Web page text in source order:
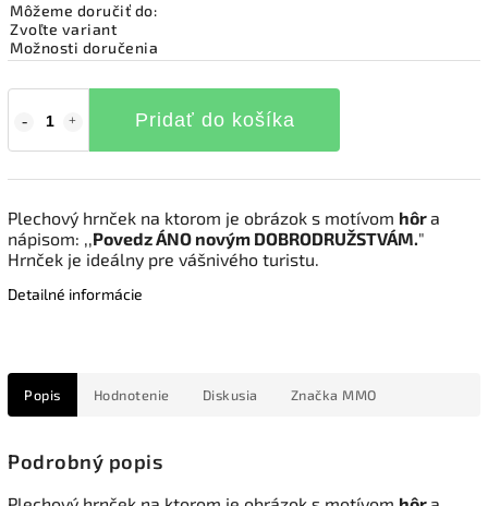
Môžeme doručiť do:
Zvoľte variant
Možnosti doručenia
Pridať do košíka
Plechový hrnček na ktorom je obrázok s motívom hôra
nápisom: ,,Povedz ÁNO novým DOBRODRUŽSTVÁM."
Hrnček je ideálny pre vášnivého turistu.
Detailné informácie
Popis Hodnotenie Diskusia Značka MMO
Podrobný popis